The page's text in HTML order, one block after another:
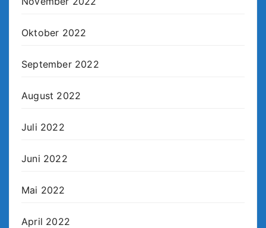
Oktober 2022
September 2022
August 2022
Juli 2022
Juni 2022
Mai 2022
April 2022